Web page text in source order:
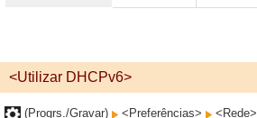
<Utilizar DHCPv6>
(Progrs./Gravar) <Preferências> <Rede>